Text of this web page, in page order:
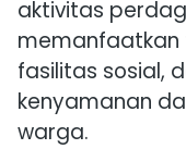
aktivitas
memanfaatkan
fasilitas sosial,
kenyamanan
warga.